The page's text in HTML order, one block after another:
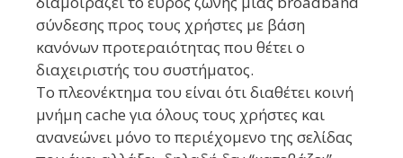
σύνδεσης προς τους χρήστες με βάση
κανόνων προτεραιότητας που θέτει ο
διαχειριστής του συστήματος.
Το πλεονέκτημα του είναι ότι διαθέτει κοινή
μνήμη cache για όλους τους χρήστες και
ανανεώνει μόνο το περιέχομενο της σελίδας